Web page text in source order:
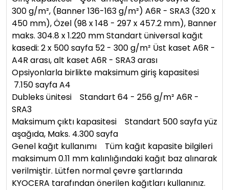
300 g/m², (Banner 136-163 g/m²) A6R - SRA3 (320 x
450 mm), Özel (98 x 148 - 297 x 457.2 mm), Banner
maks. 304.8 x 1.220 mm Standart üniversal kağıt
kasedi: 2 x 500 sayfa 52 - 300 g/m² Üst kaset A6R -
A4R arası, alt kaset A6R - SRA3 arası
Opsiyonlarla birlikte maksimum giriş kapasitesi
7.150 sayfa A4
Dubleks ünitesi Standart 64 - 256 g/m² A6R -
SRA3
Maksimum çıktı kapasitesi Standart 500 sayfa yüz
aşağıda, Maks. 4.300 sayfa
Genel kağıt kullanımı Tüm kağıt kapasite bilgileri
maksimum 0.11 mm kalınlığındaki kağıt baz alınarak
verilmiştir. Lütfen normal çevre şartlarında
KYOCERA tarafından önerilen kağıtları kullanınız.